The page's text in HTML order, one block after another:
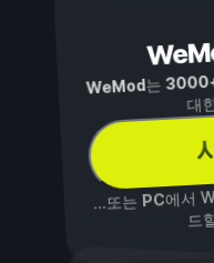
WeMod는
대
...또는PC에서
드